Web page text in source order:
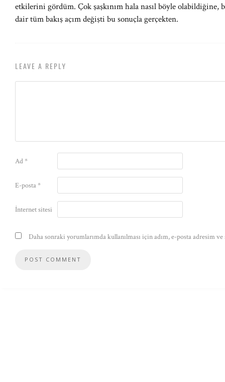
etkilerini gördüm. Çok şaşkınım hala nasıl böyle
dair tüm bakış açım değişti bu sonuçla gerçekten.
LEAVE A REPLY
Ad*
E-posta*
İnternet sitesi
Daha sonraki yorumlarımda kullanılması için adım, e-posta adresim